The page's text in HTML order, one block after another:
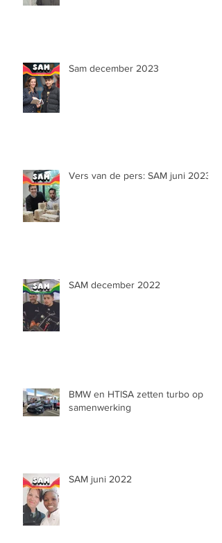
Sam december 2023
Vers van de pers: SAM juni 2023
SAM december 2022
BMW en HTISA zetten turbo op
samenwerking
SAM juni 2022